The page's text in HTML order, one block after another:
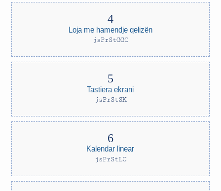
Loja me hamendje qelizën
jsPrStGGC
Tastiera ekrani
jsPrStSK
Kalendar linear
jsPrStLC